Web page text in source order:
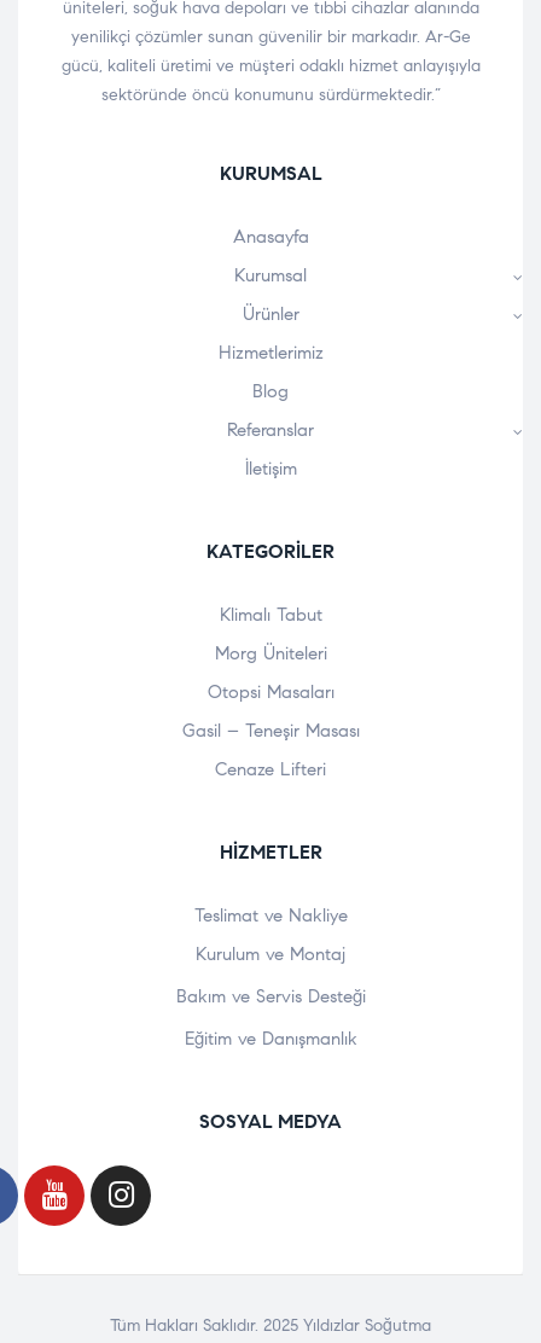
üniteleri, soğuk hava depoları ve tıbbi cihazlar alanında
yenilikçi çözümler sunan güvenilir bir markadır. Ar-Ge
gücü, kaliteli üretimi ve müşteri odaklı hizmet anlayışıyla
sektöründe öncü konumunu sürdürmektedir.”
KURUMSAL
Anasayfa
Kurumsal
Ürünler
Hizmetlerimiz
Blog
Referanslar
İletişim
KATEGORILER
Klimalı Tabut
Morg Üniteleri
Otopsi Masaları
Gasil – Teneşir Masası
Cenaze Lifteri
HIZMETLER
Teslimat ve Nakliye
Kurulum ve Montaj
Bakım ve Servis Desteği
Eğitim ve Danışmanlık
SOSYAL MEDYA
Tüm Hakları Saklıdır. 2025 Yıldızlar Soğutma